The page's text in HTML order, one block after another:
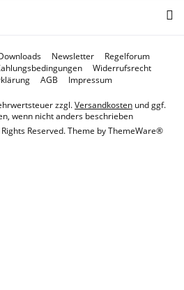
Newsletter
Regelforum
Widerrufsrecht
AGB Impressum
zzgl.Versandkosten und ggf.
wenn nicht anders beschrieben
Reserved. Theme byThemeWare®